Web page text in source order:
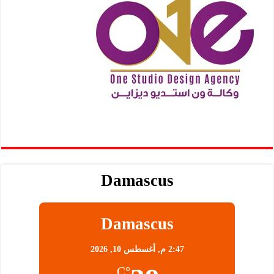
Damascus
Damascus
2:47 م, أغسطس 10, 2026